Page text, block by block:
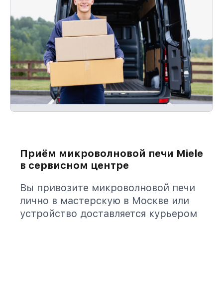
Приём микроволновой печи Miele
в сервисном центре
Вы привозите микроволновой печи
лично в мастерскую в Москве или
устройство доставляется курьером